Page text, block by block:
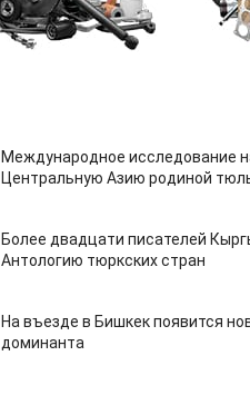
Международное исследование
Центральную Азию родиной
Более двадцати писателей
Антологию тюркских стран
На въезде в Бишкек появится
доминанта